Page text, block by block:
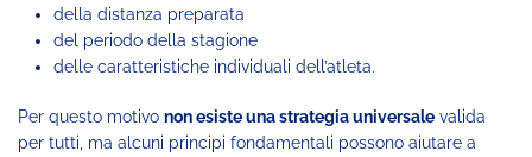
della distanza preparata
del periodo della stagione
delle caratteristiche individuali dell’atleta.
Per questo motivo non esiste una strategia universale valida
per tutti, ma alcuni principi fondamentali possono aiutare a